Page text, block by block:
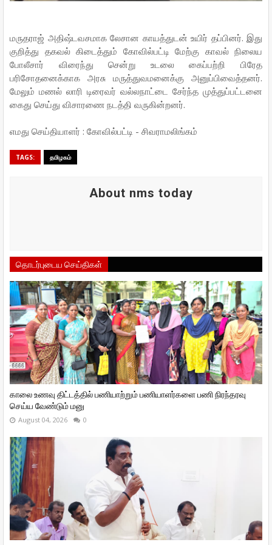
மருதராஜ் அதிஷ்டவசமாக லேசான காயத்துடன் உயிர் தப்பினர். இது
குறித்து தகவல் கிடைத்தும் கோவில்பட்டி மேற்கு காவல் நிலைய
போலீசார் விரைந்து சென்று உடலை கைப்பற்றி பிரேத
பரிசோதனைக்காக அரசு மருத்துவமனைக்கு அனுப்பிவைத்தனர்.
மேலும் மணல் லாரி டிரைவர் வல்லநாட்டை சேர்ந்த முத்துப்பட்டனை
கைது செய்து விசாரணை நடத்தி வருகின்றனர்.
எமது செய்தியாளர் : கோவில்பட்டி - சிவராமலிங்கம்
TAGS: தமிழகம்
About nms today
தொடர்புடைய செய்திகள்
காலை உணவு திட்டத்தில் பணியாற்றும் பணியாளர்களை பணி நிரந்தரவு
செய்ய வேண்டும் மனு
August 04, 2026 0